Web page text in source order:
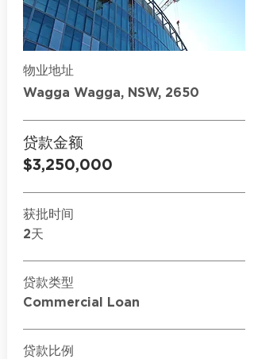
物业地址
Wagga Wagga, NSW, 2650
贷款金额
$3,250,000
获批时间
2天
贷款类型
Commercial Loan
贷款比例